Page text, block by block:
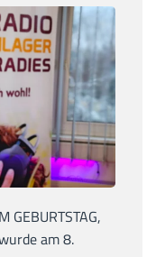
GEBURTSTAG,
am 8.